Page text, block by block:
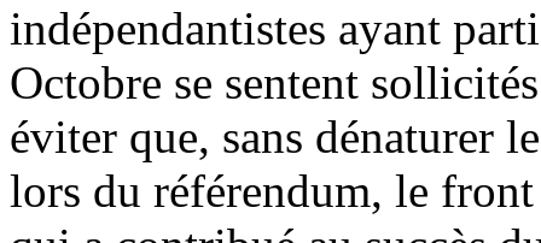
indépendantistes ayant
Octobre se sentent
éviter que, sans dénaturer
lors du référendum, le front